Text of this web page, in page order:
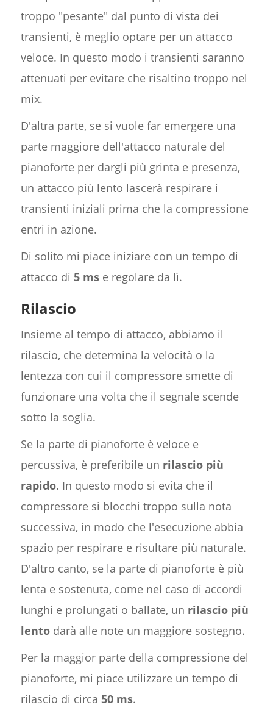
troppo "pesante" dal punto di vista dei
transienti, è meglio optare per un attacco
veloce. In questo modo i transienti saranno
attenuati per evitare che risaltino troppo nel
mix.
D'altra parte, se si vuole far emergere una
parte maggiore dell'attacco naturale del
pianoforte per dargli più grinta e presenza,
un attacco più lento lascerà respirare i
transienti iniziali prima che la compressione
entri in azione.
Di solito mi piace iniziare con un tempo di
attacco di 5 mse regolare da lì.
Rilascio
Insieme al tempo di attacco, abbiamo il
rilascio, che determina la velocità o la
lentezza con cui il compressore smette di
funzionare una volta che il segnale scende
sotto la soglia.
Se la parte di pianoforte è veloce e
percussiva, è preferibile un rilascio più
rapido. In questo modo si evita che il
compressore si blocchi troppo sulla nota
successiva, in modo che l'esecuzione abbia
spazio per respirare e risultare più naturale.
D'altro canto, se la parte di pianoforte è più
lenta e sostenuta, come nel caso di accordi
lunghi e prolungati o ballate, un rilascio più
lentodarà alle note un maggiore sostegno.
Per la maggior parte della compressione del
pianoforte, mi piace utilizzare un tempo di
rilascio di circa 50 ms.